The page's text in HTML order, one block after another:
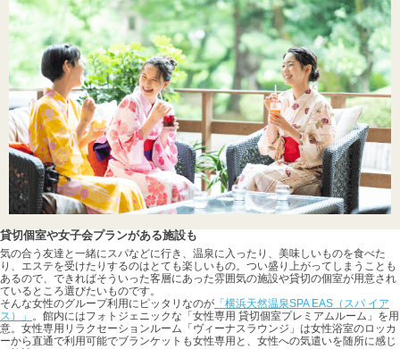
貸切個室や女子会プランがある施設も
気の合う友達と一緒にスパなどに行き、温泉に入ったり、美味しいものを食べた
り、エステを受けたりするのはとても楽しいもの。つい盛り上がってしまうことも
あるので、できればそういった客層にあった雰囲気の施設や貸切の個室が用意され
ているところ選びたいものです。
そんな女性のグループ利用にピッタリなのが 「横浜天然温泉SPA EAS（スパ イア
ス）」 。館内にはフォトジェニックな「女性専用 貸切個室プレミアムルーム」を用
意。女性専用リラクセーションルーム「ヴィーナスラウンジ」は女性浴室のロッカ
ーから直通で利用可能でブランケットも女性専用と、女性への気遣いを随所に感じ